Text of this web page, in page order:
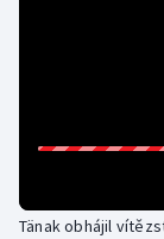
Plavání
Tänak obhájil